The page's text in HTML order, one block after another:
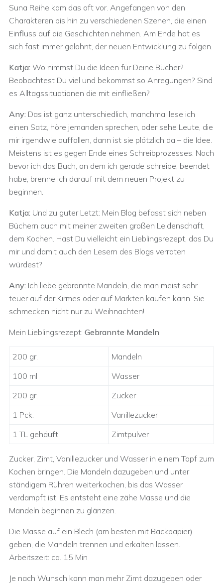
Suna Reihe kam das oft vor. Angefangen von den
Charakteren bis hin zu verschiedenen Szenen, die einen
Einfluss auf die Geschichten nehmen. Am Ende hat es
sich fast immer gelohnt, der neuen Entwicklung zu folgen.
Katja: Wo nimmst Du die Ideen für Deine Bücher?
Beobachtest Du viel und bekommst so Anregungen? Sind
es Alltagssituationen die mit einfließen?
Any: Das ist ganz unterschiedlich, manchmal lese ich
einen Satz, höre jemanden sprechen, oder sehe Leute, die
mir irgendwie auffallen, dann ist sie plötzlich da – die Idee.
Meistens ist es gegen Ende eines Schreibprozesses. Noch
bevor ich das Buch, an dem ich gerade schreibe, beendet
habe, brenne ich darauf mit dem neuen Projekt zu
beginnen.
Katja: Und zu guter Letzt: Mein Blog befasst sich neben
Büchern auch mit meiner zweiten großen Leidenschaft,
dem Kochen. Hast Du vielleicht ein Lieblingsrezept, das Du
mir und damit auch den Lesern des Blogs verraten
würdest?
Any: Ich liebe gebrannte Mandeln, die man meist sehr
teuer auf der Kirmes oder auf Märkten kaufen kann. Sie
schmecken nicht nur zu Weihnachten!
Mein Lieblingsrezept: Gebrannte Mandeln
200 gr.
Mandeln
100 ml
Wasser
200 gr.
Zucker
1 Pck.
Vanillezucker
1 TL gehäuft
Zimtpulver
Zucker, Zimt, Vanillezucker und Wasser in einem Topf zum
Kochen bringen. Die Mandeln dazugeben und unter
ständigem Rühren weiterkochen, bis das Wasser
verdampft ist. Es entsteht eine zähe Masse und die
Mandeln beginnen zu glänzen.
Die Masse auf ein Blech (am besten mit Backpapier)
geben, die Mandeln trennen und erkalten lassen.
Arbeitszeit: ca. 15 Min
Je nach Wunsch kann man mehr Zimt dazugeben oder